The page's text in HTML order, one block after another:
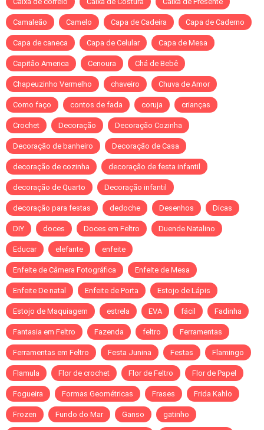
Camaleão Camelo Capa de Cadeira Capa de Caderno
Capa de caneca Capa de Celular Capa de Mesa
Capitão America Cenoura Chá de Bebê
Chapeuzinho Vermelho chaveiro Chuva de Amor
Como faço contos de fada coruja crianças
Crochet Decoração Decoração Cozinha
Decoração de banheiro Decoração de Casa
decoração de cozinha decoração de festa infantil
decoração de Quarto Decoração infantil
decoração para festas dedoche Desenhos Dicas
DIY doces Doces em Feltro Duende Natalino
Educar elefante enfeite
Enfeite de Câmera Fotográfica Enfeite de Mesa
Enfeite De natal Enfeite de Porta Estojo de Lápis
Estojo de Maquiagem estrela EVA fácil Fadinha
Fantasia em Feltro Fazenda feltro Ferramentas
Ferramentas em Feltro Festa Junina Festas Flamingo
Flamula Flor de crochet Flor de Feltro Flor de Papel
Fogueira Formas Geométricas Frases Frida Kahlo
Frozen Fundo do Mar Ganso gatinho